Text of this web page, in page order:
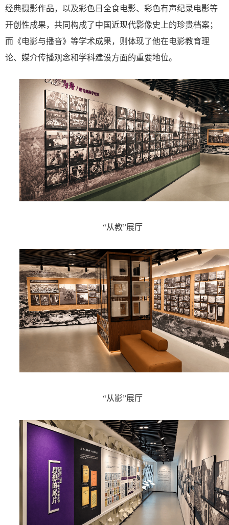
经典摄影作品，以及彩色日全食电影、彩色有声纪录电影等
开创性成果，共同构成了中国近现代影像史上的珍贵档案；
而《电影与播音》等学术成果，则体现了他在电影教育理
论、媒介传播观念和学科建设方面的重要地位。
“从教”展厅
“从影”展厅